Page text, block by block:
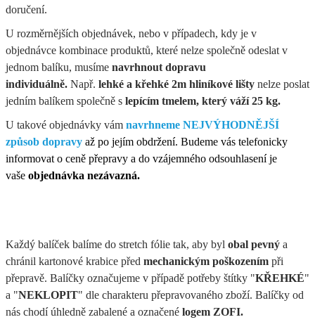
doručení.
U rozměrnějších objednávek, nebo v případech, kdy je v
objednávce kombinace produktů, které nelze společně odeslat v
jednom balíku, musíme navrhnout dopravu
individuálně. Např. lehké a křehké 2m hliníkové lišty nelze poslat
jedním balíkem společně s lepícím tmelem, který váží 25 kg.
U takové objednávky vám navrhneme NEJVÝHODNĚJŠÍ
způsob dopravy až po jejím obdržení. Budeme vás telefonicky
informovat o ceně přepravy a do vzájemného odsouhlasení je
vaše objednávka nezávazná.
Každý balíček balíme do stretch fólie tak, aby byl obal pevný a
chránil kartonové krabice před mechanickým poškozením při
přepravě. Balíčky označujeme v případě potřeby štítky "KŘEHKÉ"
a "NEKLOPIT" dle charakteru přepravovaného zboží. Balíčky od
nás chodí úhledně zabalené a označené logem ZOFI.